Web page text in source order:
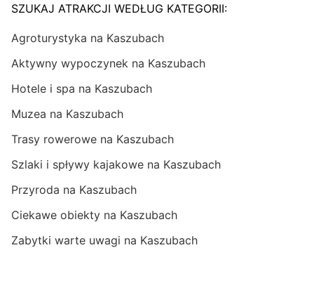
SZUKAJ ATRAKCJI WEDŁUG KATEGORII:
Agroturystyka na Kaszubach
Aktywny wypoczynek na Kaszubach
Hotele i spa na Kaszubach
Muzea na Kaszubach
Trasy rowerowe na Kaszubach
Szlaki i spływy kajakowe na Kaszubach
Przyroda na Kaszubach
Ciekawe obiekty na Kaszubach
Zabytki warte uwagi na Kaszubach